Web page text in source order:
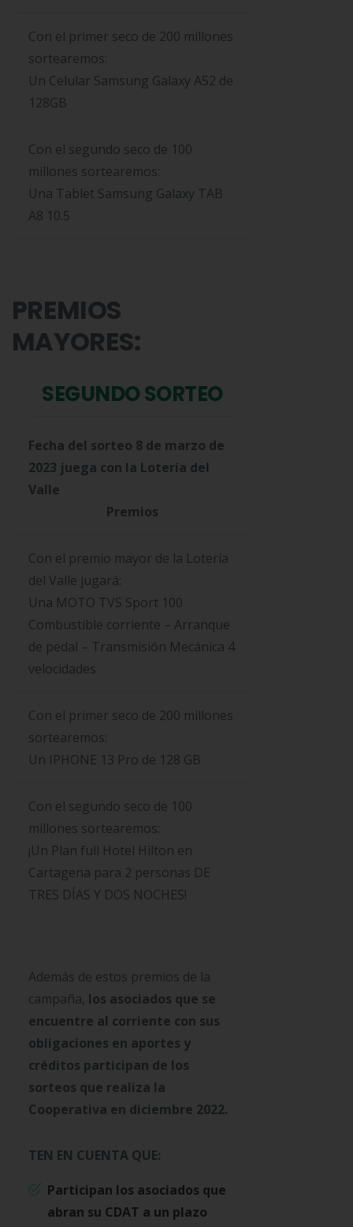
Con el primer seco de 200 millones
sortearemos:
Un Celular Samsung Galaxy A52 de
128GB
Con el segundo seco de 100
millones sortearemos:
Una Tablet Samsung Galaxy TAB
A8 10.5
PREMIOS
MAYORES:
SEGUNDO SORTEO
Fecha del sorteo 8 de marzo de
2023 juega con la Lotería del
Valle
Premios
Con el premio mayor de la Lotería
del Valle jugará:
Una MOTO TVS Sport 100
Combustible corriente – Arranque
de pedal – Transmisión Mecánica 4
velocidades
Con el primer seco de 200 millones
sortearemos:
Un IPHONE 13 Pro de 128 GB
Con el segundo seco de 100
millones sortearemos:
¡Un Plan full Hotel Hilton en
Cartagena para 2 personas DE
TRES DÍAS Y DOS NOCHES!
Además de estos premios de la
campaña, los asociados que se
encuentre al corriente con sus
obligaciones en aportes y
créditos participan de los
sorteos que realiza la
Cooperativa en diciembre 2022.
TEN EN CUENTA QUE:
Participan los asociados que
abran su CDAT a un plazo